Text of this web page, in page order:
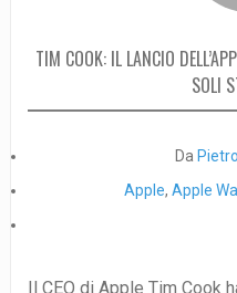
TIM COOK: IL LANCIO
SOLI
Da
Apple, Apple
Il CEO di Apple Tim Cook